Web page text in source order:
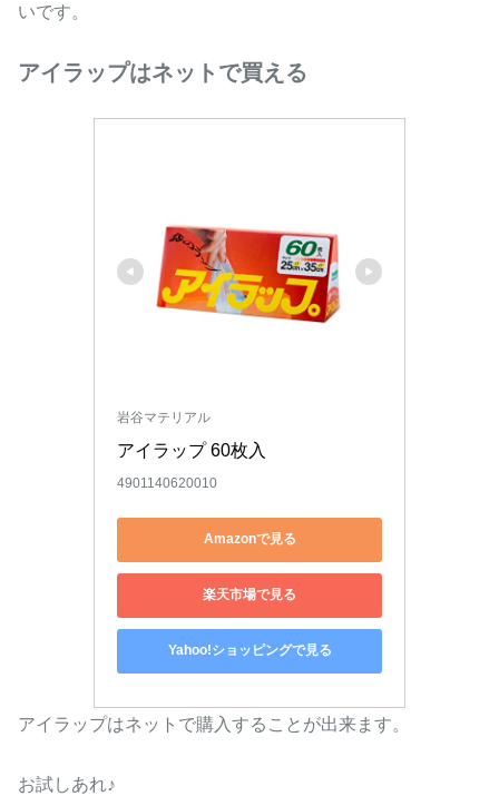
いです。
アイラップはネットで買える
岩谷マテリアル
アイラップ 60枚入
4901140620010
Amazonで見る
楽天市場で見る
Yahoo!ショッピングで見る
アイラップはネットで購入することが出来ます。
お試しあれ♪